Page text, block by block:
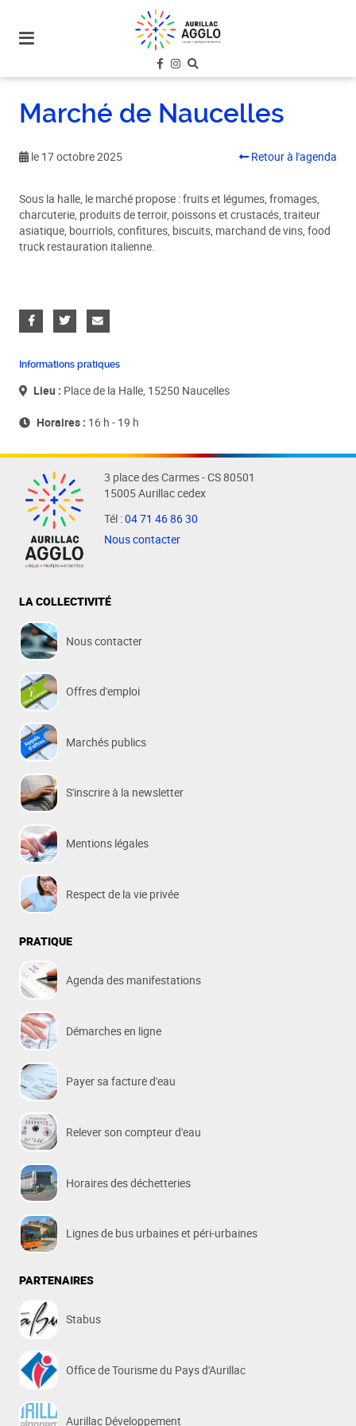
site
menu
contenu
Marché de Naucelles
le 17 octobre 2025 Retour à l'agenda
Sous la halle, le marché propose : fruits et légumes, fromages,
charcuterie, produits de terroir, poissons et crustacés, traiteur
asiatique, bourriols, confitures, biscuits, marchand de vins, food
truck restauration italienne.
Informations pratiques
Lieu : Place de la Halle, 15250 Naucelles
Horaires : 16 h - 19 h
3 place des Carmes - CS 80501
15005 Aurillac cedex
Tél :04 71 46 86 30
Nous contacter
LA COLLECTIVITÉ
Nous contacter
Offres d'emploi
Marchés publics
S'inscrire à la newsletter
Mentions légales
Respect de la vie privée
PRATIQUE
Agenda des manifestations
Démarches en ligne
Payer sa facture d'eau
Relever son compteur d'eau
Horaires des déchetteries
Lignes de bus urbaines et péri-urbaines
PARTENAIRES
Stabus
Office de Tourisme du Pays d'Aurillac
Aurillac Développement